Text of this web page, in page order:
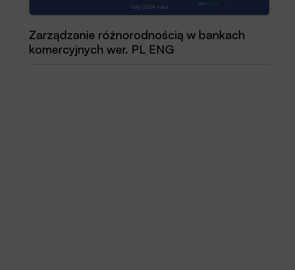
Przewodnik dobrych praktyk 2025